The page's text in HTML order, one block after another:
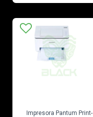
Impresora Pantum Print-